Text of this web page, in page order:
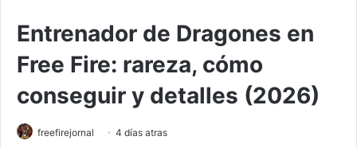
Entrenador de Dragones en
Free Fire: rareza, cómo
conseguir y detalles (2026)
freefirejornal 4 días atras